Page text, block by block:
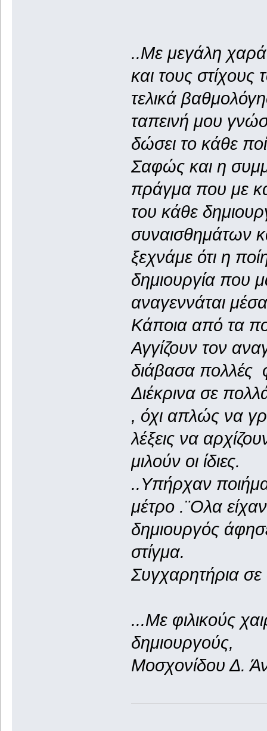
..Με μεγάλη χαρά
και τους
τελικά
ταπεινή μου
δώσει το κάθε
Σαφώς και η
πράγμα που με
του κάθε
συναισθημάτων
ξεχνάμε ότι η
δημιουργία που
αναγεννάται
Κάποια από τα
Αγγίζουν τον
διάβασα πολλές
Διέκρινα σε
, όχι απλώς να
λέξεις να
μιλούν οι ίδιες.
..Υπήρχαν
μέτρο .¨Ολα
δημιουργός
στίγμα.
Συγχαρητήρια σε
...Με φιλικούς
δημιουργούς,
Μοσχονίδου Δ.